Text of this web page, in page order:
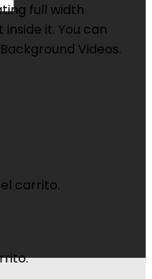
carrito.
full width
it. You can
Videos.